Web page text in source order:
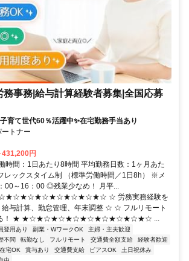
務事務|給与計算経験者募集|全国応募
育て世代60％活躍中✨在宅勤務手当あり
トナー
431,200円
時間：1日あたり8時間 平均勤務日数：1ヶ月あた
レックスタイム制 （標準労働時間／1日8h） ※メ
00～16：00 ◎残業少なめ！ 月平...
☆ 労務実務経験を
与計算、勤怠管理、年末調整 ☆ ☆ フルリモート
せる！ ★ ★☆★☆★☆★☆★☆★☆★☆★☆★☆ ...
登用あり 副業・WワークOK
主婦・主夫歓迎
不問 転勤なし フルリモート 交通費全額支給
経験者歓迎
在宅OK 賞与あり 交通費支給 ピアスOK
土日祝休み